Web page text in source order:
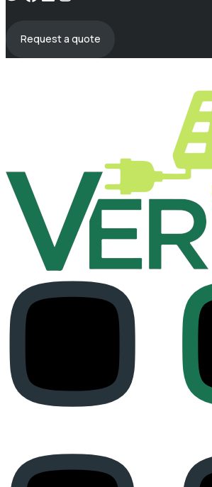
Request a quote